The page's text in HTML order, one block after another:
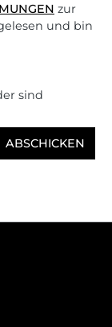
zur
und bin
sind
ABSCHICKEN